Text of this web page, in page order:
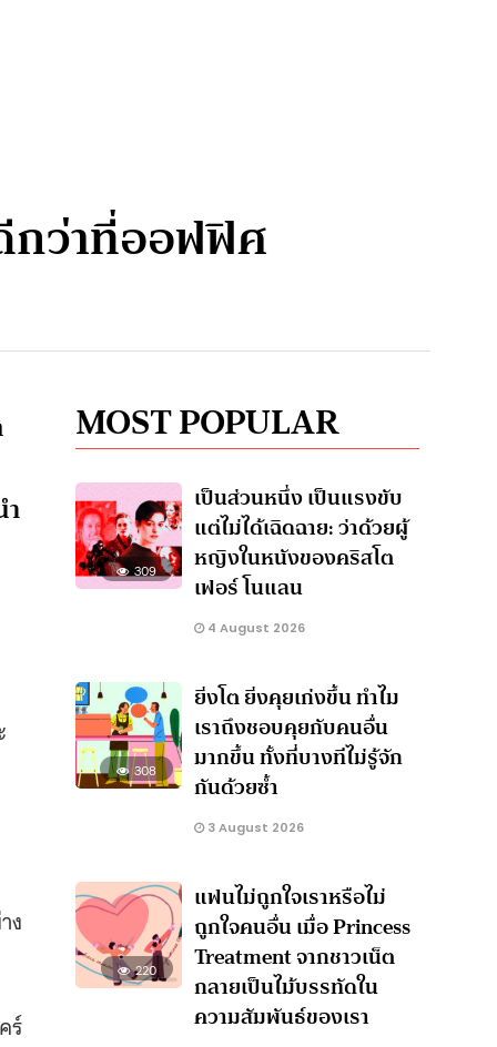
กว่าที่ออฟฟิศ
ง
ร์
MOST POPULAR
309
เป็นส่วนหนึ่ง เป็นแรงขับ
แต่ไม่ได้เฉิดฉาย: ว่าด้วยผู้
หญิงในหนังของคริสโต
เฟอร์ โนแลน
4 August 2026
308
ยิ่งโต ยิ่งคุยเก่งขึ้น ทำไม
เราถึงชอบคุยกับคนอื่น
มากขึ้น ทั้งที่บางทีไม่รู้จัก
กันด้วยซ้ำ
3 August 2026
220
แฟนไม่ถูกใจเราหรือไม่
ถูกใจคนอื่น เมื่อ Princess
Treatment จากชาวเน็ต
กลายเป็นไม้บรรทัดใน
ความสัมพันธ์ของเรา